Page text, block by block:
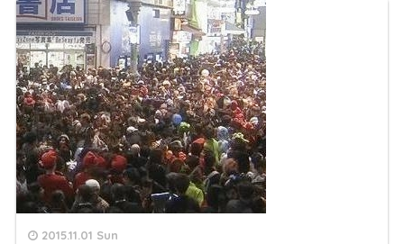
2015.11.01 Sun